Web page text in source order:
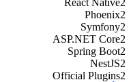
React Native2
Phoenix2
Symfony2
ASP.NET Core2
Spring Boot2
NestJS2
Official Plugins2